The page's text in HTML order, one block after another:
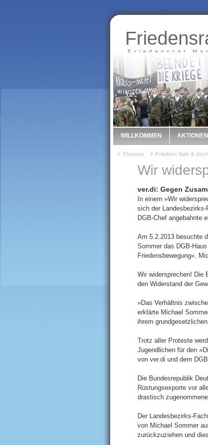
Friedensrat
WILLKOMMEN AKTIONEN
Themen Frieden: Nah &
Wir
ver.di: Gegen
In einem »Wir
sich der
DGB-Chef angebahnte
Am 5.2.2013 besuchte
Sommer das DGB-
Friedensbewegung«.
Wir widersprechen! Die
den Widerstand der
»Das Verhältnis
erklärte Michael
ihrem
Trotz aller Proteste
Jugendlichen für den
von ver.di und dem
Die Bundesrepublik
Rüstungsexporte vor
drastisch
Der Landesbezirks-
von Michael Sommer
zurückzuziehen und